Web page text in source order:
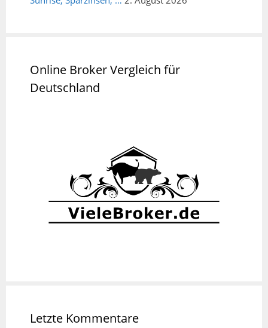
Online Broker Vergleich für
Deutschland
Letzte Kommentare